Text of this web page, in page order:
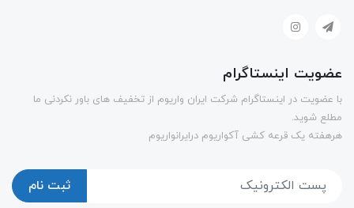
عضویت اینستاگرام
با عضویت در اینستاگرام شرکت ایران واریوم از تخفیف های باور نکردنی ما
مطلع شوید.
هرهفته یک قرعه کشی آکواریوم درایرانواریوم
ثبت نام